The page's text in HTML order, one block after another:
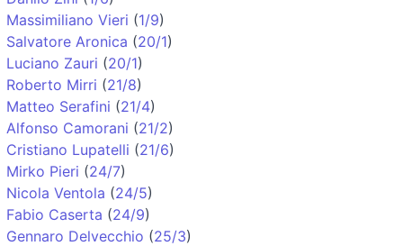
Massimiliano Vieri (1/9)
Salvatore Aronica (20/1)
Luciano Zauri (20/1)
Roberto Mirri (21/8)
Matteo Serafini (21/4)
Alfonso Camorani (21/2)
Cristiano Lupatelli (21/6)
Mirko Pieri (24/7)
Nicola Ventola (24/5)
Fabio Caserta (24/9)
Gennaro Delvecchio (25/3)